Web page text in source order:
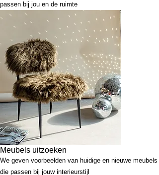
passen bij jou en de ruimte
Meubels uitzoeken
We geven voorbeelden van huidige en nieuwe meubels
die passen bij jouw interieurstijl